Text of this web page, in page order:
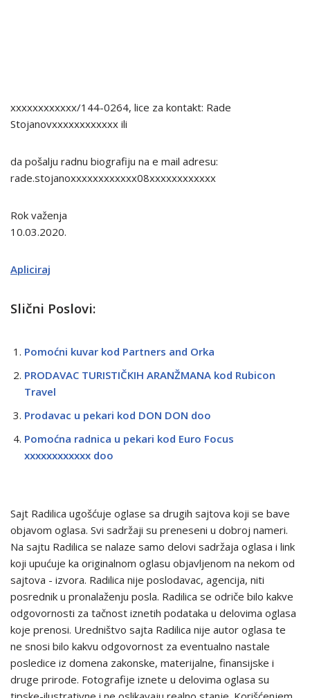
xxxxxxxxxxxx/144-0264, lice za kontakt: Rade
Stojanovxxxxxxxxxxxx ili
da pošalju radnu biografiju na e mail adresu:
rade.stojanoxxxxxxxxxxxx08xxxxxxxxxxxx
Rok važenja
10.03.2020.
Apliciraj
Slični Poslovi:
Pomoćni kuvar kod Partners and Orka
PRODAVAC TURISTIČKIH ARANŽMANA kod Rubicon
Travel
Prodavac u pekari kod DON DON doo
Pomoćna radnica u pekari kod Euro Focus
xxxxxxxxxxxx doo
Sajt Radilica ugošćuje oglase sa drugih sajtova koji se bave
objavom oglasa. Svi sadržaji su preneseni u dobroj nameri.
Na sajtu Radilica se nalaze samo delovi sadržaja oglasa i link
koji upućuje ka originalnom oglasu objavljenom na nekom od
sajtova - izvora. Radilica nije poslodavac, agencija, niti
posrednik u pronalaženju posla. Radilica se odriče bilo kakve
odgovornosti za tačnost iznetih podataka u delovima oglasa
koje prenosi. Uredništvo sajta Radilica nije autor oglasa te
ne snosi bilo kakvu odgovornost za eventualno nastale
posledice iz domena zakonske, materijalne, finansijske i
druge prirode. Fotografije iznete u delovima oglasa su